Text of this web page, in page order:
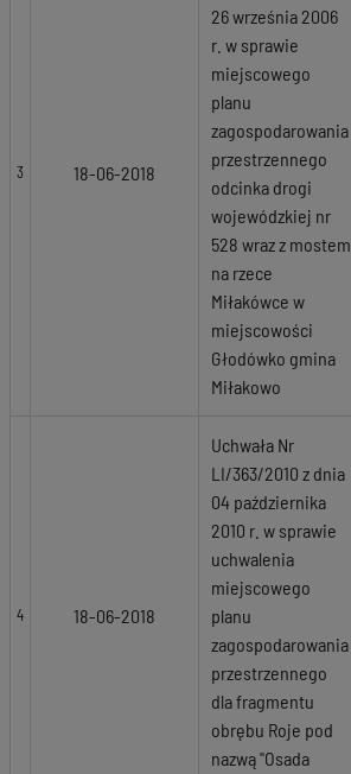
3 18-06-2018
26 września 2006
r. w sprawie
miejscowego
planu
zagospodarowania
przestrzennego
odcinka drogi
wojewódzkiej nr
528 wraz z mostem
na rzece
Miłakówce w
miejscowości
Głodówko gmina
Miłakowo
4 18-06-2018
Uchwała Nr
LI/363/2010 z dnia
04 października
2010 r. w sprawie
uchwalenia
miejscowego
planu
zagospodarowania
przestrzennego
dla fragmentu
obrębu Roje pod
nazwą "Osada